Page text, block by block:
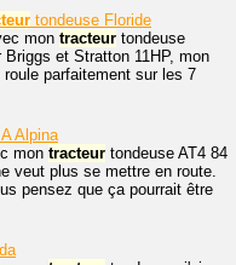
tondeuse Floride
mon tracteur tondeuse
et Stratton 11HP, mon
parfaitement sur les 7
Alpina
mon tracteur tondeuse AT4 84
veut plus se mettre en route.
pensez que ça pourrait être